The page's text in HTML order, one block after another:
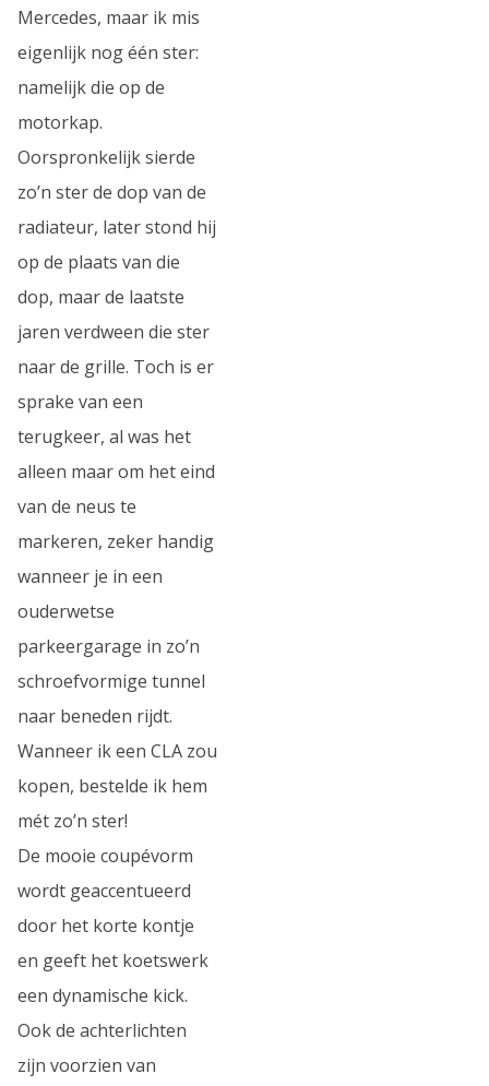
Mercedes, maar ik mis
eigenlijk nog één ster:
namelijk die op de
motorkap.
Oorspronkelijk sierde
zo’n ster de dop van de
radiateur, later stond hij
op de plaats van die
dop, maar de laatste
jaren verdween die ster
naar de grille. Toch is er
sprake van een
terugkeer, al was het
alleen maar om het eind
van de neus te
markeren, zeker handig
wanneer je in een
ouderwetse
parkeergarage in zo’n
schroefvormige tunnel
naar beneden rijdt.
Wanneer ik een CLA zou
kopen, bestelde ik hem
mét zo’n ster!
De mooie coupévorm
wordt geaccentueerd
door het korte kontje
en geeft het koetswerk
een dynamische kick.
Ook de achterlichten
zijn voorzien van